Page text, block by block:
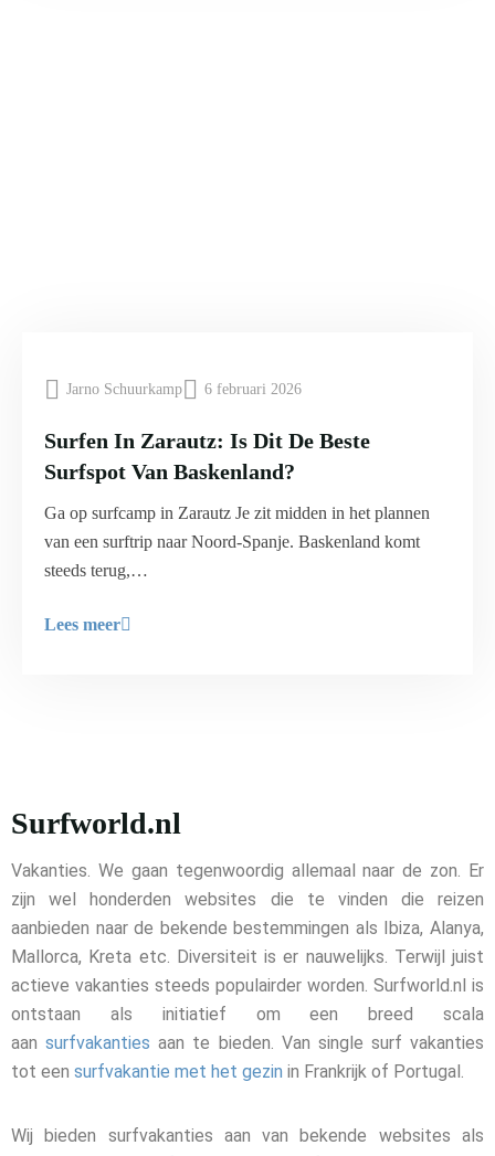
Jarno Schuurkamp 6 februari 2026
Surfen In Zarautz: Is Dit De Beste
Surfspot Van Baskenland?
Ga op surfcamp in Zarautz Je zit midden in het plannen
van een surftrip naar Noord-Spanje. Baskenland komt
steeds terug,…
Lees meer
Surfworld.nl
Vakanties. We gaan tegenwoordig allemaal naar de zon. Er
zijn wel honderden websites die te vinden die reizen
aanbieden naar de bekende bestemmingen als Ibiza, Alanya,
Mallorca, Kreta etc. Diversiteit is er nauwelijks. Terwijl juist
actieve vakanties steeds populairder worden. Surfworld.nl is
ontstaan als initiatief om een breed scala
aansurfvakanties aan te bieden. Van single surf vakanties
tot een surfvakantie met het gezin in Frankrijk of Portugal.
Wij bieden surfvakanties aan van bekende websites als